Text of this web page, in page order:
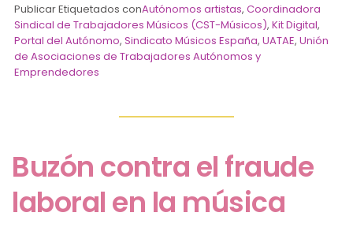
Publicar Etiquetados conAutónomos artistas,Coordinadora
Sindical de Trabajadores Músicos (CST-Músicos),Kit Digital,
Portal del Autónomo,Sindicato Músicos España,UATAE,Unión
de Asociaciones de Trabajadores Autónomos y
Emprendedores
Buzón contra el fraude
laboral en la música